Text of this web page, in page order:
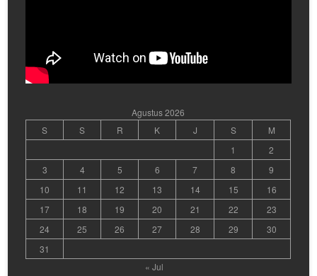
Agustus 2026
S
S R K J S
M
1
2
3
4 5 6 7 8
9
10
11 12 13 14 15
16
17
18 19 20 21 22
23
24
25 26 27 28 29
30
31
« Jul